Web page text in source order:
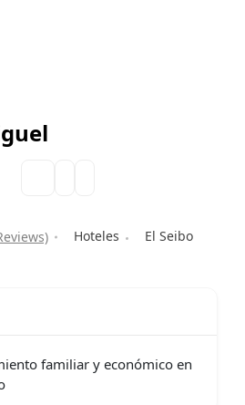
Hoteles El Seibo
familiar y económico en